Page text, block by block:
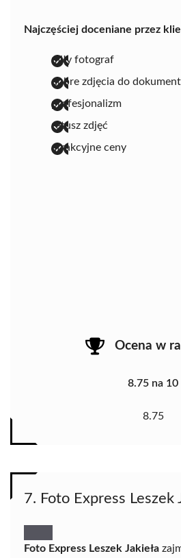
Najczęściej doceniane przez
miły fotograf
dobre zdjęcia do
profesjonalizm
retusz zdjęć
atrakcyjne ceny
Ocena w
8.75 na 10
8.75
7. Foto Express Leszek
Foto Express Leszek Jakieła